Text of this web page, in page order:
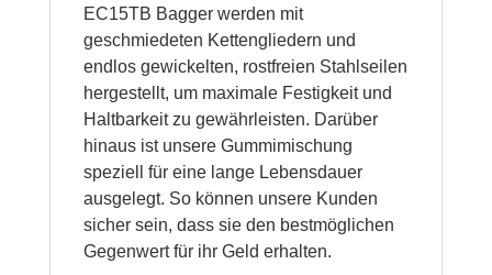
EC15TB Bagger werden mit
geschmiedeten Kettengliedern und
endlos gewickelten, rostfreien Stahlseilen
hergestellt, um maximale Festigkeit und
Haltbarkeit zu gewährleisten. Darüber
hinaus ist unsere Gummimischung
speziell für eine lange Lebensdauer
ausgelegt. So können unsere Kunden
sicher sein, dass sie den bestmöglichen
Gegenwert für ihr Geld erhalten.